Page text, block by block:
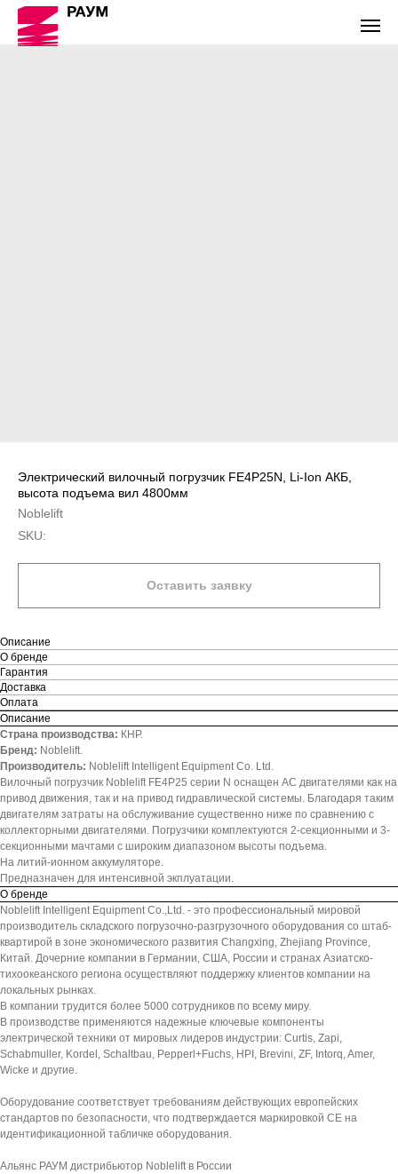
Электрический вилочный погрузчик FE4P25N, Li-Ion АКБ,
высота подъема вил 4800мм
Noblelift
SKU:
Оставить заявку
Описание
О бренде
Гарантия
Доставка
Оплата
Описание
Страна производства: КНР.
Бренд: Noblelift.
Производитель: Noblelift Intelligent Equipment Co. Ltd.
Вилочный погрузчик Noblelift FE4P25 серии N оснащен АС двигателями как на
привод движения, так и на привод гидравлической системы. Благодаря таким
двигателям затраты на обслуживание существенно ниже по сравнению с
коллекторными двигателями. Погрузчики комплектуются 2-секционными и 3-
секционными мачтами с широким диапазоном высоты подъема.
На литий-ионном аккумуляторе.
Предназначен для интенсивной экплуатации.
О бренде
Noblelift Intelligent Equipment Co.,Ltd. - это профессиональный мировой
производитель складского погрузочно-разгрузочного оборудования со штаб-
квартирой в зоне экономического развития Changxing, Zhejiang Province,
Китай. Дочерние компании в Германии, США, России и странах Азиатско-
тихоокеанского региона осуществляют поддержку клиентов компании на
локальных рынках.
В компании трудится более 5000 сотрудников по всему миру.
В производстве применяются надежные ключевые компоненты
электрической техники от мировых лидеров индустрии: Curtis, Zapi,
Schabmuller, Kordel, Schaltbau, Pepperl+Fuchs, HPI, Brevini, ZF, Intorq, Amer,
Wicke и другие.
Оборудование соответствует требованиям действующих европейских
стандартов по безопасности, что подтверждается маркировкой СЕ на
идентификационной табличке оборудования.
Альянс РАУМ дистрибьютор Noblelift в России